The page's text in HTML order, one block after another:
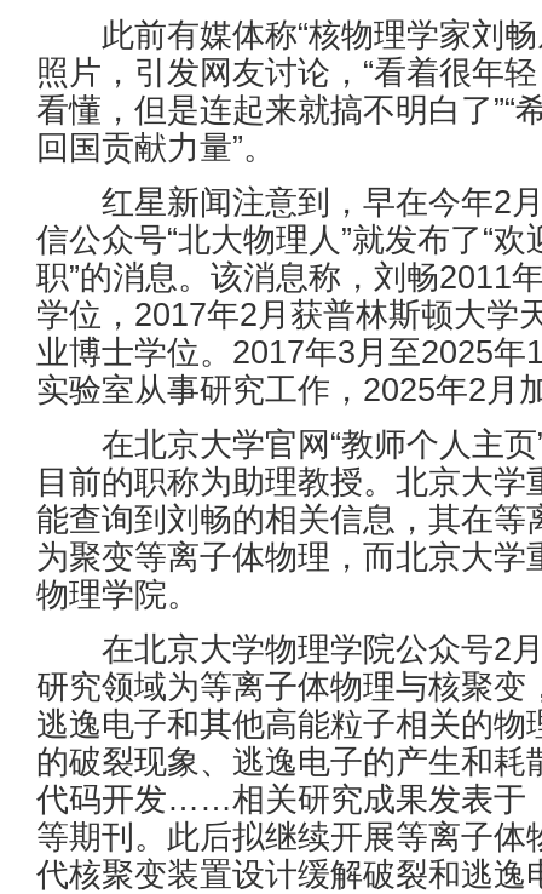
此前有媒体称“核物理学家刘畅
照片，引发网友讨论，“看着很年
看懂，但是连起来就搞不明白了”“
回国贡献力量”。
红星新闻注意到，早在今年2月
信公众号“北大物理人”就发布了“
职”的消息。该消息称，刘畅2011
学位，2017年2月获普林斯顿大学
业博士学位。2017年3月至2025
实验室从事研究工作，2025年2月
在北京大学官网“教师个人主页
目前的职称为助理教授。北京大
能查询到刘畅的相关信息，其在
为聚变等离子体物理，而北京大
物理学院。
在北京大学物理学院公众号2月
研究领域为等离子体物理与核聚
逃逸电子和其他高能粒子相关的
的破裂现象、逃逸电子的产生和
代码开发……相关研究成果发表于
等期刊。此后拟继续开展等离子
代核聚变装置设计缓解破裂和逃逸